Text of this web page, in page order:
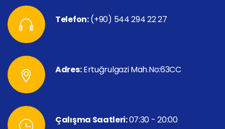
Telefon:(+90) 544 294 22 27
Adres:Ertuğrulgazi Mah.No:63CC
Çalışma Saatleri:07:30 - 20:00